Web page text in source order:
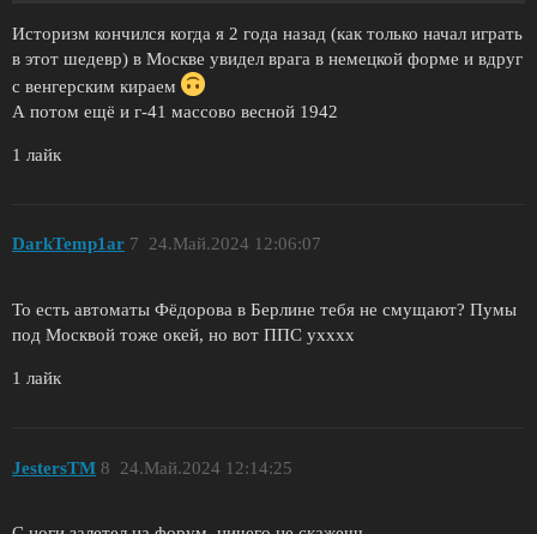
Историзм кончился когда я 2 года назад (как только начал играть
в этот шедевр) в Москве увидел врага в немецкой форме и вдруг
с венгерским кираем
А потом ещё и г-41 массово весной 1942
1 лайк
DarkTemp1ar 24.Май.2024 12:06:07
7
То есть автоматы Фёдорова в Берлине тебя не смущают? Пумы
под Москвой тоже окей, но вот ППС ухххх
1 лайк
JestersTM 24.Май.2024 12:14:25
8